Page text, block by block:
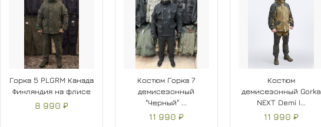
Горка 5 PLGRM Канада
Финляндия на флисе
8 990 ₽
Костюм Горка 7
демисезонный
"Черный" ...
11 990 ₽
Костюм
демисезонный Gorka
NEXT Demi I...
11 990 ₽